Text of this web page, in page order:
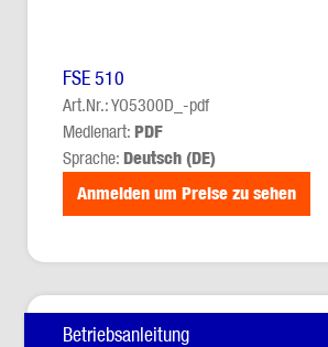
FSE 510
Art.Nr.: YO5300D_-pdf
Medienart: PDF
Sprache: Deutsch (DE)
Anmelden um Preise zu sehen
Betriebsanleitung